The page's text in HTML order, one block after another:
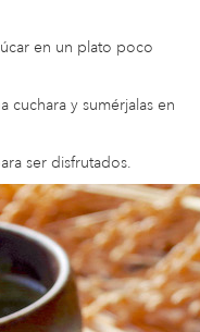
en un plato poco
cuchara y sumérjalas en
ser disfrutados.